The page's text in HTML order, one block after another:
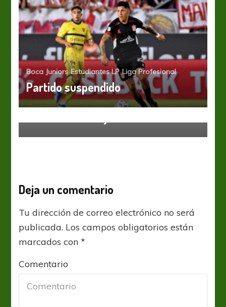
Boca Juniors Estudiantes LP Liga Profesional
Partido suspendido
Boca Juniors Liga Profesional
Deja un comentario
Tu dirección de correo electrónico no será
publicada. Los campos obligatorios están
marcados con*
Comentario